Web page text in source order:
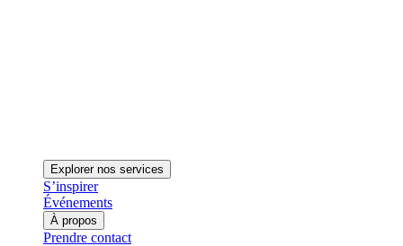
Explorer nos services
S’inspirer
Événements
À propos
Prendre contact